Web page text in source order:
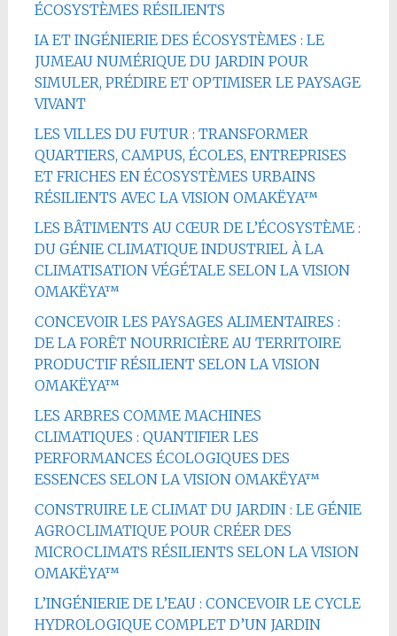
ÉCOSYSTÈMES RÉSILIENTS
IA ET INGÉNIERIE DES ÉCOSYSTÈMES : LE
JUMEAU NUMÉRIQUE DU JARDIN POUR
SIMULER, PRÉDIRE ET OPTIMISER LE PAYSAGE
VIVANT
LES VILLES DU FUTUR : TRANSFORMER
QUARTIERS, CAMPUS, ÉCOLES, ENTREPRISES
ET FRICHES EN ÉCOSYSTÈMES URBAINS
RÉSILIENTS AVEC LA VISION OMAKËYA™
LES BÂTIMENTS AU CŒUR DE L’ÉCOSYSTÈME :
DU GÉNIE CLIMATIQUE INDUSTRIEL À LA
CLIMATISATION VÉGÉTALE SELON LA VISION
OMAKËYA™
CONCEVOIR LES PAYSAGES ALIMENTAIRES :
DE LA FORÊT NOURRICIÈRE AU TERRITOIRE
PRODUCTIF RÉSILIENT SELON LA VISION
OMAKËYA™
LES ARBRES COMME MACHINES
CLIMATIQUES : QUANTIFIER LES
PERFORMANCES ÉCOLOGIQUES DES
ESSENCES SELON LA VISION OMAKËYA™
CONSTRUIRE LE CLIMAT DU JARDIN : LE GÉNIE
AGROCLIMATIQUE POUR CRÉER DES
MICROCLIMATS RÉSILIENTS SELON LA VISION
OMAKËYA™
L’INGÉNIERIE DE L’EAU : CONCEVOIR LE CYCLE
HYDROLOGIQUE COMPLET D’UN JARDIN